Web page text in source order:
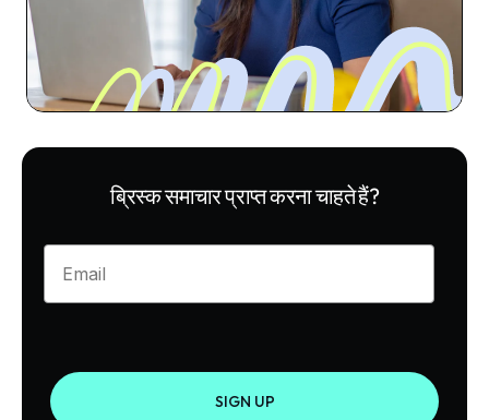
ब्रिस्क समाचार प्राप्त करना चाहते हैं?
Enter your email
SIGN UP